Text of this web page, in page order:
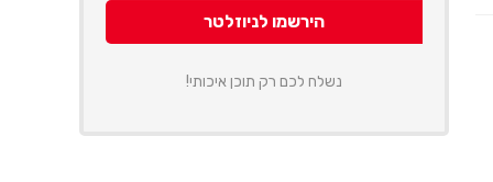
נשלח לכם רק תוכן איכותי!